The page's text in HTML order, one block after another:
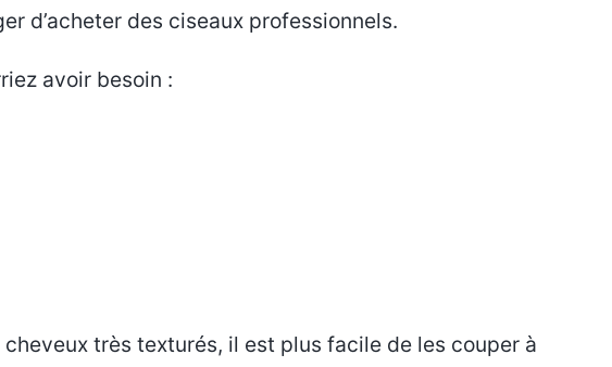
d’acheter des ciseaux professionnels.
avoir besoin :
très texturés, il est plus facile de les couper à